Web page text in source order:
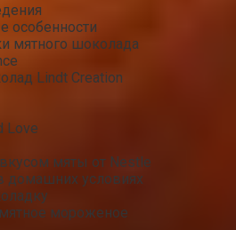
особенности
мятного шоколада
Lindt Creation
Love
мяты от Nestle
домашних условиях
мороженое